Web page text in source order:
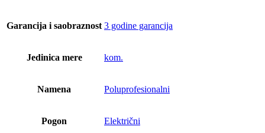
Garancija i saobraznost 3 godine garancija
Jedinica mere kom.
Namena Poluprofesionalni
Pogon Električni